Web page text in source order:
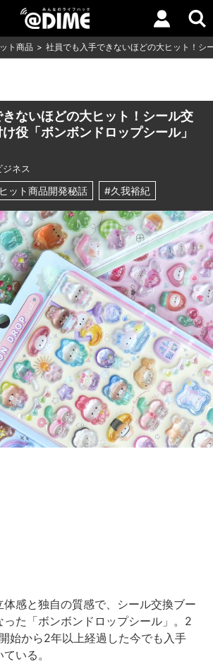
ト商品 社員でも入手できないほどの大ヒット！シ
ないほどの大ヒット！シール交
役「ボンボンドロップシール」
ジネス
ット商品開発秘話 #久我裕紀
感と独自の質感で、シール交換ブー
った「ボンボンドロップシール」。2
始から2年以上経過した今でも入手
いる。